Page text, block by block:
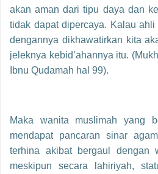
akan aman dari tipu daya dan
tidak dapat dipercaya. Kalau ahli
dengannya dikhawatirkan kita
jeleknya kebid’ahannya itu.
Ibnu Qudamah hal 99).
Maka wanita muslimah yang
mendapat pancaran sinar
terhina akibat bergaul dengan
meskipun secara lahiriyah,